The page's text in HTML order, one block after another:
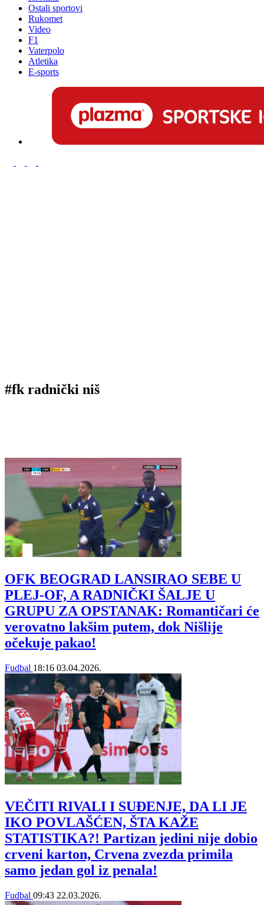
Ostali sportovi
Rukomet
Video
F1
Vaterpolo
Atletika
E-sports
#fk radnički niš
OFK BEOGRAD LANSIRAO SEBE U
PLEJ-OF, A RADNIČKI ŠALJE U
GRUPU ZA OPSTANAK: Romantičari će
verovatno lakšim putem, dok Nišlije
očekuje pakao!
Fudbal 18:16 03.04.2026.
VEČITI RIVALI I SUĐENJE, DA LI JE
IKO POVLAŠĆEN, ŠTA KAŽE
STATISTIKA?! Partizan jedini nije dobio
crveni karton, Crvena zvezda primila
samo jedan gol iz penala!
Fudbal 09:43 22.03.2026.